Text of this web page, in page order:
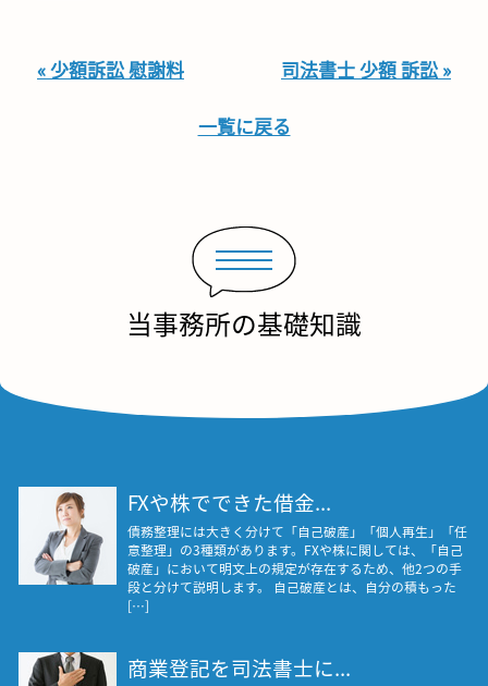
« 少額訴訟 慰謝料 司法書士 少額 訴訟 »
一覧に戻る
当事務所の基礎知識
FXや株でできた借金...
債務整理には大きく分けて「自己破産」「個人再生」「任
意整理」の3種類があります。FXや株に関しては、「自己
破産」において明文上の規定が存在するため、他2つの手
段と分けて説明します。 自己破産とは、自分の積もった
[…]
商業登記を司法書士に...